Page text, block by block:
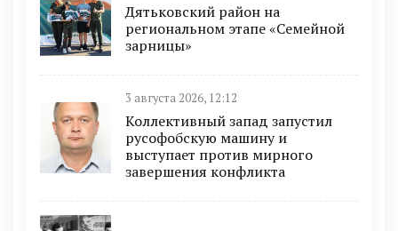
Дятьковский район на
региональном этапе «Семейной
зарницы»
3 августа 2026, 12:12
Коллективный запад запустил
русофобскую машину и
выступает против мирного
завершения конфликта